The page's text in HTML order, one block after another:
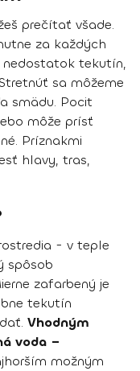
prečítať všade.
za každých
nedostatok tekutín,
sa môžeme
smädu. Pocit
môže prísť
Príznakmi
hlavy, tras,
- v teple
spôsob
zafarbený je
tekutín
Vhodným
voda –
možným